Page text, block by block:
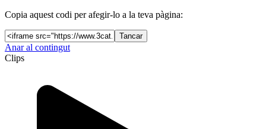
Copia aquest codi per afegir-lo a la teva pàgina:
Tancar
Anar al contingut
Clips